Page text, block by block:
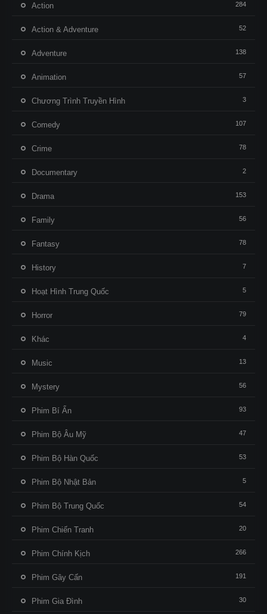
Action 284
Action & Adventure 52
Adventure 138
Animation 57
Chương Trình Truyền Hình 3
Comedy 107
Crime 78
Documentary 2
Drama 153
Family 56
Fantasy 78
History 7
Hoạt Hình Trung Quốc 5
Horror 79
Khác 4
Music 13
Mystery 56
Phim Bí Ẩn 93
Phim Bộ Âu Mỹ 47
Phim Bộ Hàn Quốc 53
Phim Bộ Nhật Bản 5
Phim Bộ Trung Quốc 54
Phim Chiến Tranh 20
Phim Chính Kịch 266
Phim Gây Cấn 191
Phim Gia Đình 30